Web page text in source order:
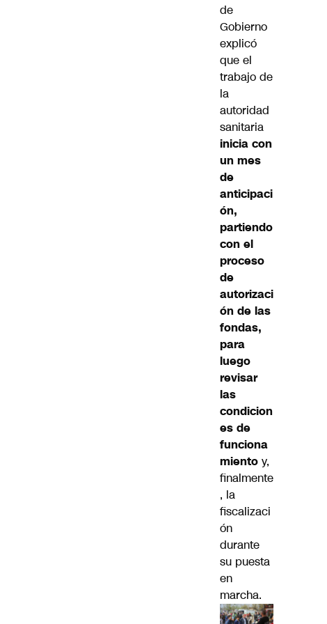
de
Gobierno
explicó
que el
trabajo de
la
autoridad
sanitaria
inicia con
un mes
de
anticipaci
ón,
partiendo
con el
proceso
de
autorizaci
ón de las
fondas,
para
luego
revisar
las
condicion
es de
funciona
miento y,
finalmente
, la
fiscalizaci
ón
durante
su puesta
en
marcha.